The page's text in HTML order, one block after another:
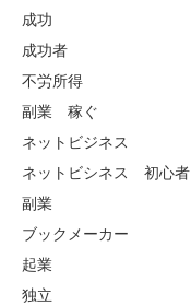
成功
成功者
不労所得
副業 稼ぐ
ネットビジネス
ネットビシネス 初心者
副業
ブックメーカー
起業
独立